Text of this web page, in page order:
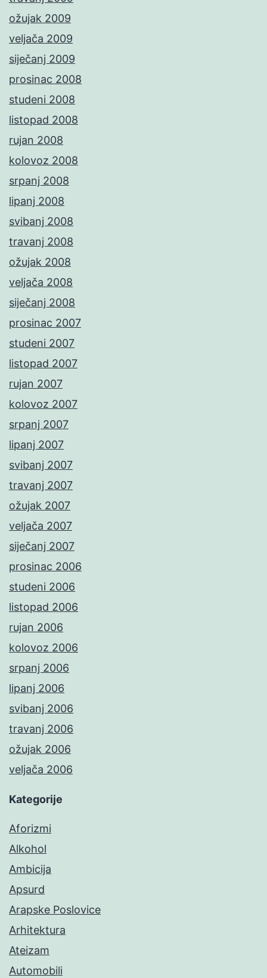
ožujak 2009
veljača 2009
siječanj 2009
prosinac 2008
studeni 2008
listopad 2008
rujan 2008
kolovoz 2008
srpanj 2008
lipanj 2008
svibanj 2008
travanj 2008
ožujak 2008
veljača 2008
siječanj 2008
prosinac 2007
studeni 2007
listopad 2007
rujan 2007
kolovoz 2007
srpanj 2007
lipanj 2007
svibanj 2007
travanj 2007
ožujak 2007
veljača 2007
siječanj 2007
prosinac 2006
studeni 2006
listopad 2006
rujan 2006
kolovoz 2006
srpanj 2006
lipanj 2006
svibanj 2006
travanj 2006
ožujak 2006
veljača 2006
Kategorije
Aforizmi
Alkohol
Ambicija
Apsurd
Arapske Poslovice
Arhitektura
Ateizam
Automobili